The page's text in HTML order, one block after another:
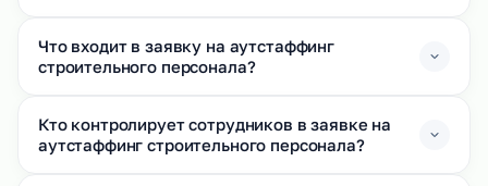
Что входит в заявку на аутстаффинг
строительного персонала?
Кто контролирует сотрудников в заявке на
аутстаффинг строительного персонала?